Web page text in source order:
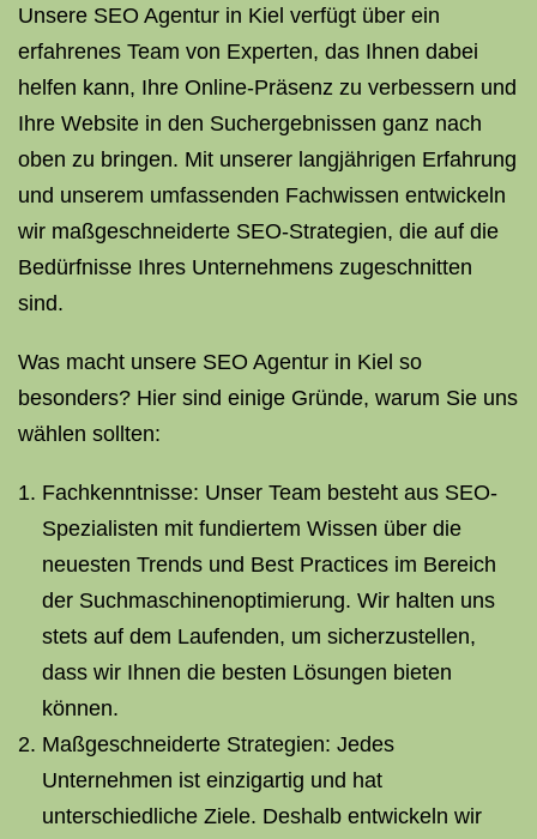
Unsere SEO Agentur in Kiel verfügt über ein
erfahrenes Team von Experten, das Ihnen dabei
helfen kann, Ihre Online-Präsenz zu verbessern und
Ihre Website in den Suchergebnissen ganz nach
oben zu bringen. Mit unserer langjährigen Erfahrung
und unserem umfassenden Fachwissen entwickeln
wir maßgeschneiderte SEO-Strategien, die auf die
Bedürfnisse Ihres Unternehmens zugeschnitten
sind.
Was macht unsere SEO Agentur in Kiel so
besonders? Hier sind einige Gründe, warum Sie uns
wählen sollten:
Fachkenntnisse: Unser Team besteht aus SEO-
Spezialisten mit fundiertem Wissen über die
neuesten Trends und Best Practices im Bereich
der Suchmaschinenoptimierung. Wir halten uns
stets auf dem Laufenden, um sicherzustellen,
dass wir Ihnen die besten Lösungen bieten
können.
Maßgeschneiderte Strategien: Jedes
Unternehmen ist einzigartig und hat
unterschiedliche Ziele. Deshalb entwickeln wir